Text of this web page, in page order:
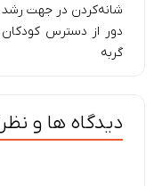
شانه‌کردن در جهت
دور از دسترس
گربه
دیدگاه ها و